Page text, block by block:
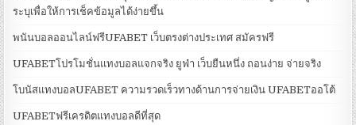
ระบุเพื่อให้การเช็คข้อมูลได้ง่ายขึ้น
พนันบอลออนไลน์ฟรีUFABET เว็บตรงต่างประเทศ สมัครฟรี
UFABETโปรโมชั่นแทงบอลแจกจริง ยูฟ่า เว็บยืนหนึ่ง ถอนง่าย จ่ายจริง
โบนัสแทงบอลUFABET ความรวดเร็วทางด้านการจ่ายเงิน UFABETออโต้
UFABETฟรีเครดิตแทงบอลดีที่สุด